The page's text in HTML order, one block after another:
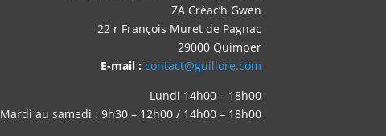
ZA Créac’h Gwen
22 r François Muret de Pagnac
29000 Quimper
E-mail :contact@guillore.com
Lundi 14h00 – 18h00
Mardi au samedi : 9h30 – 12h00 / 14h00 – 18h00